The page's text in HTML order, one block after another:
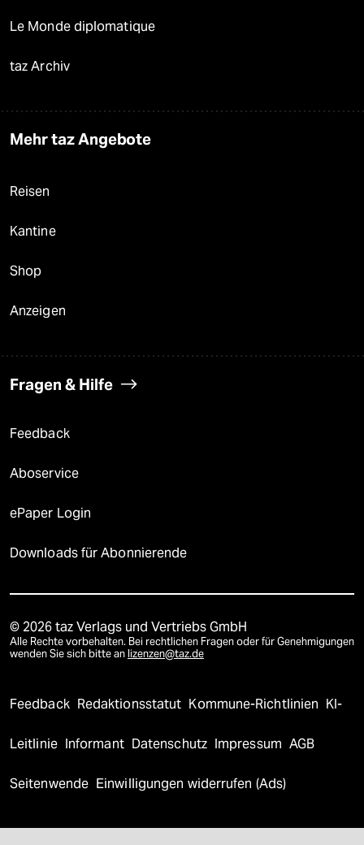
Le Monde diplomatique
taz Archiv
Mehr taz Angebote
Reisen
Kantine
Shop
Anzeigen
Fragen & Hilfe
Feedback
Aboservice
ePaper Login
Downloads für Abonnierende
© 2026 taz Verlags und Vertriebs GmbH
Alle Rechte vorbehalten. Bei rechtlichen Fragen oder für Genehmigungen
wenden Sie sich bitte an lizenzen@taz.de
Feedback Redaktionsstatut Kommune-Richtlinien KI-
Leitlinie Informant Datenschutz Impressum AGB
Seitenwende Einwilligungen widerrufen (Ads)